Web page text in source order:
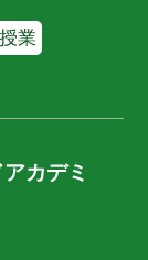
業
カデミ